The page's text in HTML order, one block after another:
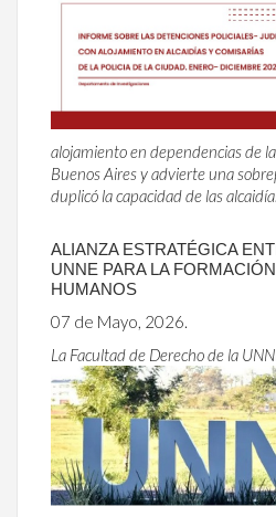
alojamiento en dependencias de
Buenos Aires y advierte una
duplicó la capacidad de las
ALIANZA ESTRATÉGICA
UNNE PARA LA
HUMANOS
07 de Mayo, 2026.
La Facultad de Derecho de la